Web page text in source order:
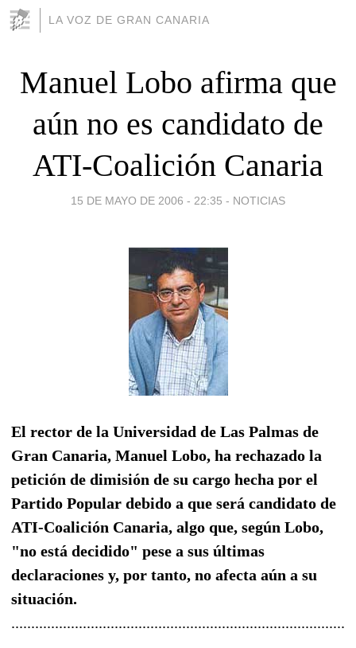
LA VOZ DE GRAN CANARIA
Manuel Lobo afirma que
aún no es candidato de
ATI-Coalición Canaria
15 DE MAYO DE 2006 - 22:35 - NOTICIAS
El rector de la Universidad de Las Palmas de
Gran Canaria, Manuel Lobo, ha rechazado la
petición de dimisión de su cargo hecha por el
Partido Popular debido a que será candidato de
ATI-Coalición Canaria, algo que, según Lobo,
"no está decidido" pese a sus últimas
declaraciones y, por tanto, no afecta aún a su
situación.